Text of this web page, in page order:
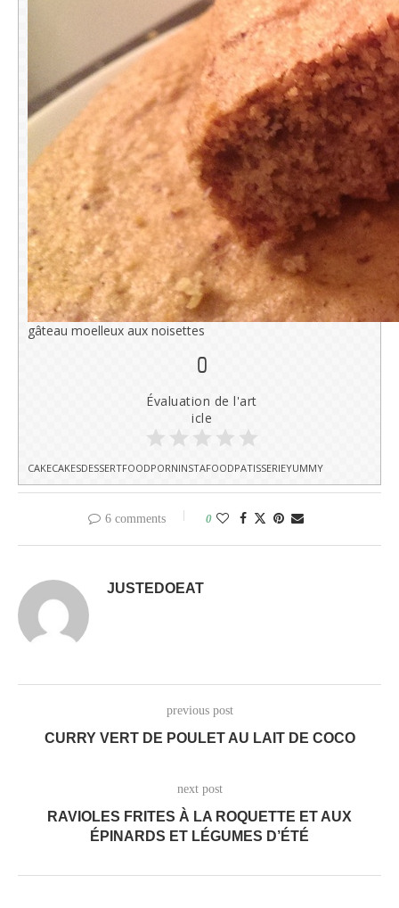
gâteau moelleux aux noisettes
0
Évaluation de l'art
icle
CAKECAKESDESSERTFOODPORNINSTAFOODPATISSERIEYUMMY
6 comments 0
JUSTEDOEAT
previous post
CURRY VERT DE POULET AU LAIT DE COCO
next post
RAVIOLES FRITES À LA ROQUETTE ET AUX
ÉPINARDS ET LÉGUMES D’ÉTÉ